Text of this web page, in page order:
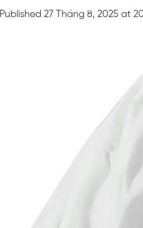
Published 27 Tháng 8, 2025 at